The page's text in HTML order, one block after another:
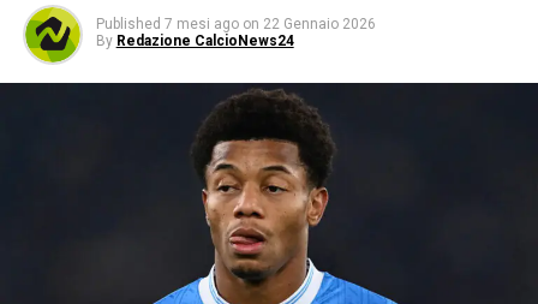
Published 7 mesi ago on 22 Gennaio 2026
By Redazione CalcioNews24